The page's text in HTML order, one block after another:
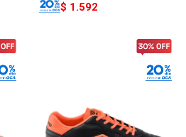
$ 1.592